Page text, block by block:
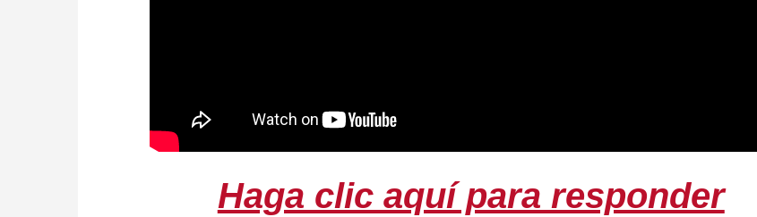
Haga clic aquí para responder